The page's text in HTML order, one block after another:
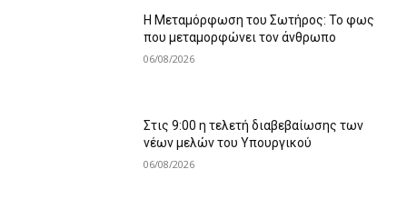
Η Μεταμόρφωση του Σωτήρος: Το φως
που μεταμορφώνει τον άνθρωπο
06/08/2026
Στις 9:00 η τελετή διαβεβαίωσης των
νέων μελών του Υπουργικού
06/08/2026